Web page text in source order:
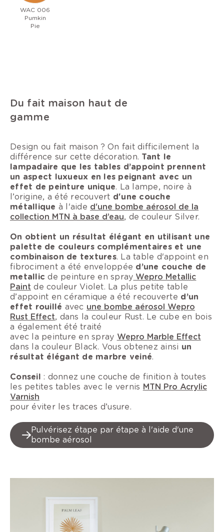
WAC 006
Pumkin
Pie
Du fait maison haut de
gamme
Design ou fait maison ? On fait difficilement la
différence sur cette décoration. Tant le
lampadaire que les tables d’appoint prennent
un aspect luxueux en les peignant avec un
effet de peinture unique. La lampe, noire à
l’origine, a été recouvert d'une couche
métallique à l'aide d'une bombe aérosol de la
collection MTN à base d’eau, de couleur Silver.
On obtient un résultat élégant en utilisant une
palette de couleurs complémentaires et une
combinaison de textures. La table d'appoint en
fibrociment a été enveloppée d’une couche de
metallicde peinture en spray Wepro Metallic
Paint de couleur Violet. La plus petite table
d’appoint en céramique a été recouverte d’un
effet rouillé avec une bombe aérosol Wepro
Rust Effect, dans la couleur Rust. Le cube en bois
a également été traité
avec la peinture en spray Wepro Marble Effect
dans la couleur Black. Vous obtenez ainsi un
résultat élégant de marbre veiné.
Conseil : donnez une couche de finition à toutes
les petites tables avec le vernis MTN Pro Acrylic
Varnish
pour éviter les traces d’usure.
Pulvérisez étape par étape à l'aide d'une
bombe aérosol